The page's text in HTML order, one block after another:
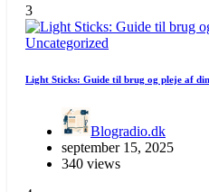
3
Uncategorized
Light Sticks: Guide til brug og pleje af
Blogradio.dk
september 15, 2025
340 views